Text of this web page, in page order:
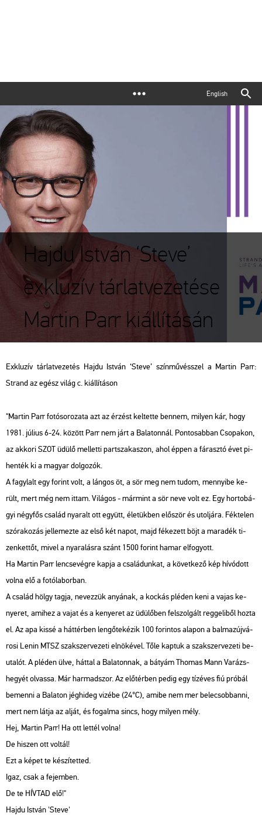
English
Hajdu István ‘Steve’
exkluzív tárlatvezetése
Martin Parr kiállításán
Exk­lu­zív tár­lat­ve­ze­tés Hajdu Ist­ván ‘Steve’ szín­mű­vésszel a Mar­tin Parr:
Strand az egész világ c. ki­ál­lí­tá­son
"Mar­tin Parr fo­tó­so­ro­za­ta azt az ér­zést kel­tet­te ben­nem, mi­lyen kár, hogy
1981. jú­li­us 6-24. kö­zött Parr nem járt a Ba­la­ton­nál. Pon­to­sab­ban Cso­pa­kon,
az ak­ko­ri SZOT üdülő mel­let­ti part­sza­ka­szon, ahol éppen a fá­rasz­tó évet pi­
hen­ték ki a ma­gyar dol­go­zók.
A fagy­lalt egy fo­rint volt, a lán­gos öt, a sör meg nem tudom, mennyi­be ke­
rült, mert még nem ittam. Vi­lá­gos - már­mint a sör neve volt ez. Egy hor­to­bá­
gyi négy­fős csa­lád nya­ralt ott együtt, éle­tük­ben elő­ször és utol­já­ra. Fék­te­len
szó­ra­ko­zás jel­le­mez­te az első két napot, majd fé­ke­zett böjt a ma­ra­dék ti­
zen­ket­tőt, mivel a nya­ra­lás­ra szánt 1500 fo­rint hamar el­fo­gyott.
Ha Mar­tin Parr len­cse­vég­re kapja a csa­lá­dun­kat, a kö­vet­ke­ző kép hí­vó­dott
volna elő a fo­tó­la­bor­ban.
A csa­lád hölgy tagja, ne­vez­zük anyá­nak, a koc­kás plé­den keni a vajas ke­
nye­ret, ami­hez a vajat és a ke­nye­ret az üdü­lő­ben fel­szol­gált reg­ge­li­ből hozta
el. Az apa kissé a hát­tér­ben len­gő­te­ké­zik 100 fo­rin­tos ala­pon a bal­maz­új­vá­
ro­si Lenin MTSZ szak­szer­ve­ze­ti el­nö­ké­vel. Tőle kap­tuk a szak­szer­ve­ze­ti be­
uta­lót. A plé­den ülve, hát­tal a Ba­la­ton­nak, a bá­tyám Tho­mas Mann Va­rázs­
he­gyét ol­vas­sa. Már har­mad­szor. Az elő­tér­ben pedig egy tíz­éves fiú pró­bál
be­men­ni a Ba­la­ton jég­hi­deg vi­zé­be (24°C), amibe nem mer be­le­csob­ban­ni,
mert nem látja az alját, és fo­gal­ma sincs, hogy mi­lyen mély.
Hej, Mar­tin Parr! Ha ott let­tél volna!
De hi­szen ott vol­tál!
Ezt a képet te ké­szí­tet­ted.
Igaz, csak a fe­jem­ben.
De te HÍV­TAD elő!"
Hajdu Ist­ván 'Steve'